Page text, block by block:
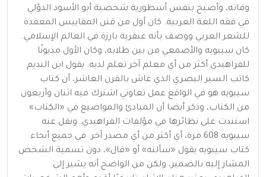
وفاته، وأصبح بنفس أسطورية شخصية أبو الأسود الدؤلي
في فقه اللغة العربية. كان أول من قنن المقاييس المعقدة
للشعر العربي ووصف بأنه عبقرية بارزة في العالم الإسلامي.
كان سيبويه والأصمعي من بين طلابه، وكان الأول مديونًا
للفراهيدي أكثر من أي معلم آخر تعلم لديه. يقول ابن النديم
كاتب السير البصري الذي عاش بالقرن العاشر، أن كتاب
سيبويه هو في الواقع عمل تعاوني اشترك فيه اثنان وأربعون
من الكتاب، وذكر أيضا أن المبادئ والمواضيع في «الكتاب»
استندت على نظائرها في مؤلفات الفراهيدي. ونقل عنه
سيبويه 608 مرة، أي أكثر من أي مصدر آخر. في جميع أنحاء
كتاب سيبويه يقول «سألته» أو «قال»، دون تسمية الشخص
المشار إليه بالضمير، ولكن من الواضح أنه يشير إلى